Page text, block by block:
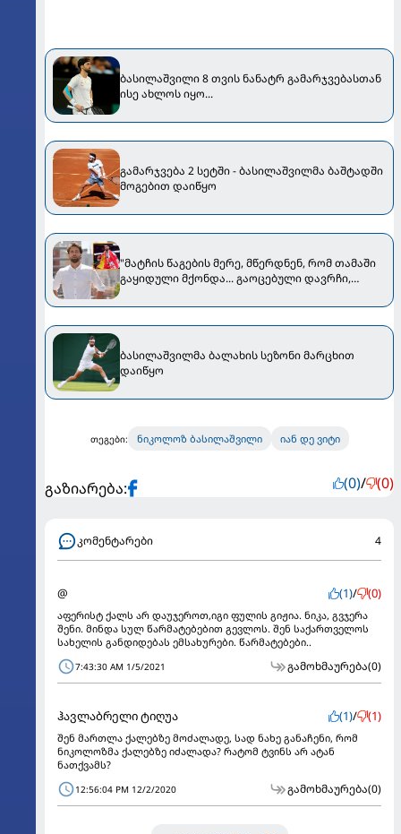
ბასილაშვილი 8 თვის ნანატრ გამარჯვებასთან
ისე ახლოს იყო...
გამარჯვება 2 სეტში - ბასილაშვილმა ბაშტადში
მოგებით დაიწყო
"მატჩის წაგების მერე, მწერდნენ, რომ თამაში
გაყიდული მქონდა... გაოცებული დავრჩი,
ბასილაშვილი თოფურიას მარცხს ეხმაურება
ბასილაშვილმა ბალახის სეზონი მარცხით
დაიწყო
თეგები: ნიკოლოზ ბასილაშვილი იან დე ვიტი
გაზიარება: (0)/ (0)
კომენტარები 4
@ (1)/ (0)
აფერისტ ქალს არ დაუჯეროთ,იგი ფულის გიჟია. ნიკა, გვჯერა
შენი. მინდა სულ წარმატებებით გევლოს. შენ საქართველოს
სახელის განდიდებას ემსახურები. წარმატებები..
7:43:30 AM 1/5/2021 გამოხმაურება(0)
ჰავლაბრელი ტიღუა (1)/ (1)
შენ მართლა ქალებზე მოძალადე, სად ნახე განაჩენი, რომ
ნიკოლოზმა ქალებზე იძალადა? რატომ ტვინს არ ატან
ნათქვამს?
12:56:04 PM 12/2/2020 გამოხმაურება(0)